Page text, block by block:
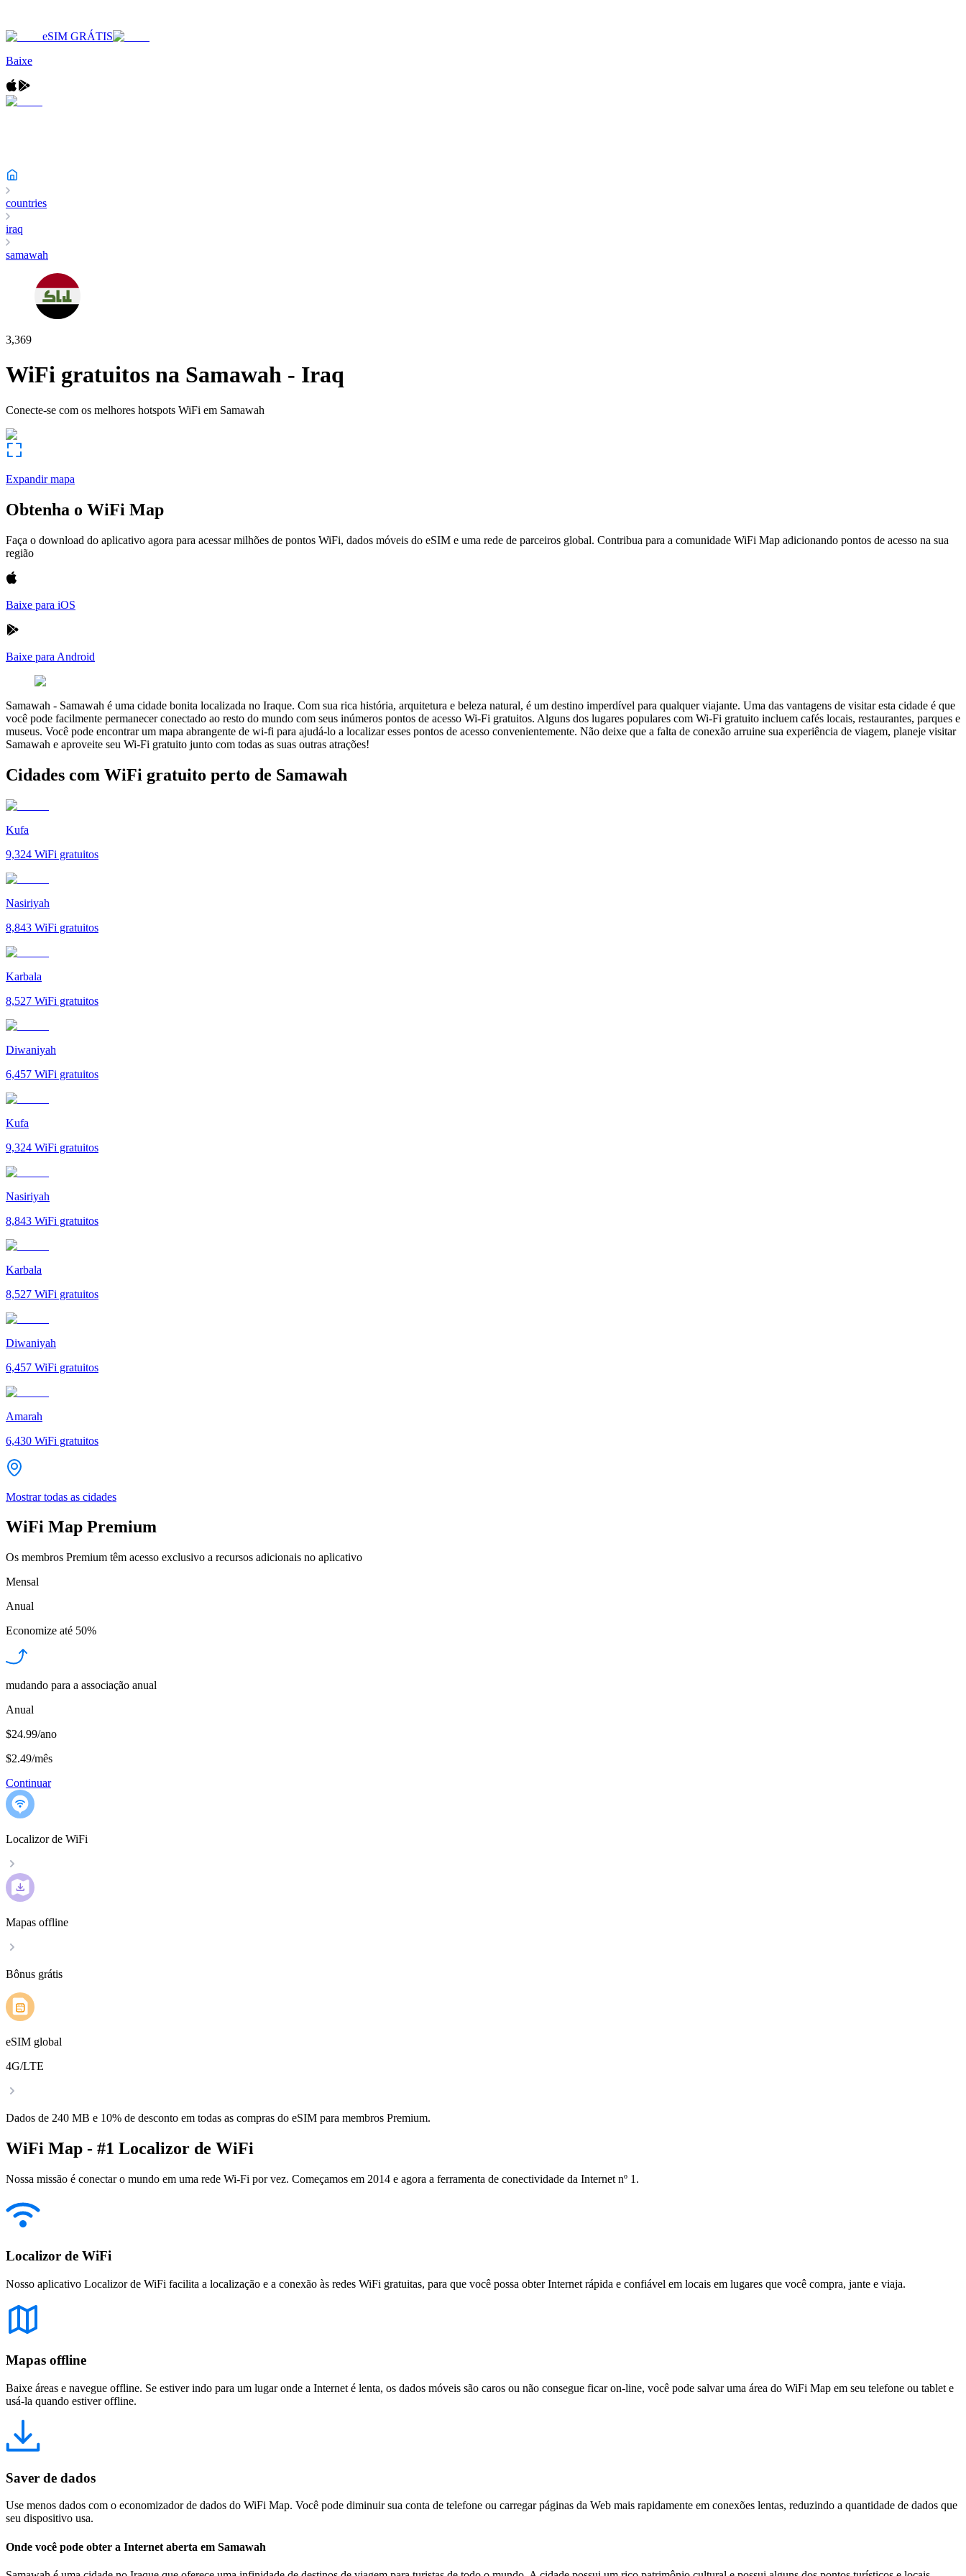
eSIM GRÁTIS
Baixe
countries
iraq
samawah
3,369
WiFi gratuitos na Samawah - Iraq
Conecte-se com os melhores hotspots WiFi em Samawah
Expandir mapa
Obtenha o WiFi Map
Faça o download do aplicativo agora para acessar milhões de pontos WiFi, dados móveis do eSIM e uma rede de parceiros global. Contribua para a comunidade WiFi Map adicionando pontos de acesso na sua
região
Baixe para iOS
Baixe para Android
Samawah - Samawah é uma cidade bonita localizada no Iraque. Com sua rica história, arquitetura e beleza natural, é um destino imperdível para qualquer viajante. Uma das vantagens de visitar esta cidade é que
você pode facilmente permanecer conectado ao resto do mundo com seus inúmeros pontos de acesso Wi-Fi gratuitos. Alguns dos lugares populares com Wi-Fi gratuito incluem cafés locais, restaurantes, parques e
museus. Você pode encontrar um mapa abrangente de wi-fi para ajudá-lo a localizar esses pontos de acesso convenientemente. Não deixe que a falta de conexão arruine sua experiência de viagem, planeje visitar
Samawah e aproveite seu Wi-Fi gratuito junto com todas as suas outras atrações!
Cidades com WiFi gratuito perto de Samawah
Kufa
9,324 WiFi gratuitos
Nasiriyah
8,843 WiFi gratuitos
Karbala
8,527 WiFi gratuitos
Diwaniyah
6,457 WiFi gratuitos
Kufa
9,324 WiFi gratuitos
Nasiriyah
8,843 WiFi gratuitos
Karbala
8,527 WiFi gratuitos
Diwaniyah
6,457 WiFi gratuitos
Amarah
6,430 WiFi gratuitos
Mostrar todas as cidades
WiFi Map Premium
Os membros Premium têm acesso exclusivo a recursos adicionais no aplicativo
Mensal
Anual
Economize até 50%
mudando para a associação anual
Anual
$24.99/ano
$2.49/mês
Continuar
Localizor de WiFi
Mapas offline
Bônus grátis
eSIM global
4G/LTE
Dados de 240 MB e 10% de desconto em todas as compras do eSIM para membros Premium.
WiFi Map - #1 Localizor de WiFi
Nossa missão é conectar o mundo em uma rede Wi-Fi por vez. Começamos em 2014 e agora a ferramenta de conectividade da Internet nº 1.
Localizor de WiFi
Nosso aplicativo Localizor de WiFi facilita a localização e a conexão às redes WiFi gratuitas, para que você possa obter Internet rápida e confiável em locais em lugares que você compra, jante e viaja.
Mapas offline
Baixe áreas e navegue offline. Se estiver indo para um lugar onde a Internet é lenta, os dados móveis são caros ou não consegue ficar on-line, você pode salvar uma área do WiFi Map em seu telefone ou tablet e
usá-la quando estiver offline.
Saver de dados
Use menos dados com o economizador de dados do WiFi Map. Você pode diminuir sua conta de telefone ou carregar páginas da Web mais rapidamente em conexões lentas, reduzindo a quantidade de dados que
seu dispositivo usa.
Onde você pode obter a Internet aberta em Samawah